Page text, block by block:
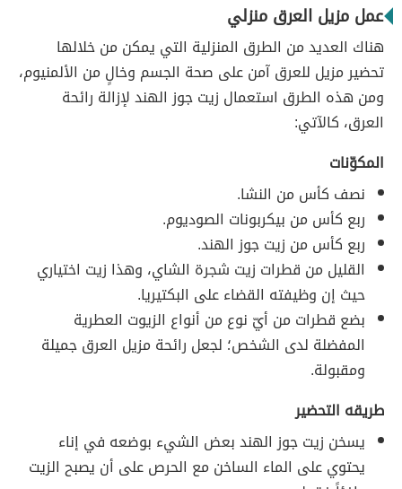
عمل مزيل العرق منزلي
هناك العديد من الطرق المنزلية التي يمكن من خلالها
تحضير مزيل للعرق آمن على صحة الجسم وخالٍ من الألمنيوم،
ومن هذه الطرق استعمال زيت جوز الهند لإزالة رائحة
العرق، كالآتي:
المكوّنات
نصف كأس من النشا.
ربع كأس من بيكربونات الصوديوم.
ربع كأس من زيت جوز الهند.
القليل من قطرات زيت شجرة الشاي، وهذا زيت اختياري
حيث إن وظيفته القضاء على البكتيريا.
بضع قطرات من أيّ نوع من أنواع الزيوت العطرية
المفضلة لدى الشخص؛ لجعل رائحة مزيل العرق جميلة
ومقبولة.
طريقه التحضير
يسخن زيت جوز الهند بعض الشيء بوضعه في إناء
يحتوي على الماء الساخن مع الحرص على أن يصبح الزيت